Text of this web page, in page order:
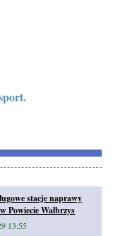
stacje naprawy
Powiecie Wałbrzys
13:55